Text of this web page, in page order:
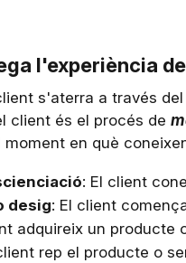
l'experiència
s'aterra a través
client és el procés de
en què
: El client
desig: El client
adquireix un producte
rep el producte o